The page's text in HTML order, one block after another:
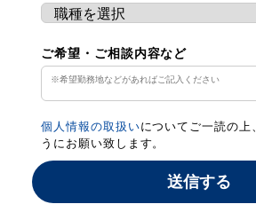
ご希望・ご相談内容など
個人情報の取扱いについてご一読の上
うにお願い致します。